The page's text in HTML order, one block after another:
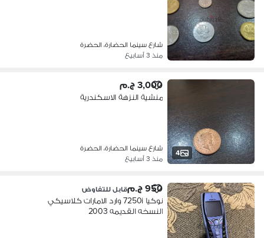
شارع سينما الحضارة، الحضرة
منذ 3 أسابيع
4
3,000 ج.م
منشية النزهة الاسكندرية
شارع سينما الحضارة، الحضرة
منذ 3 أسابيع
950 ج.م قابل للتفاوض
نوكيا 7250i وارد الامارات كلاسيكي
النسخه القديمه 2003